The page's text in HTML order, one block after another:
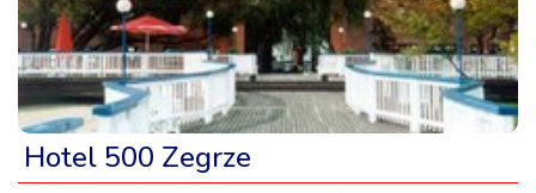
Hotel 500 Zegrze